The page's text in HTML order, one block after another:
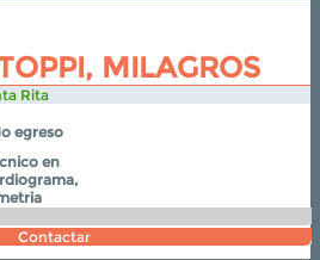
MILAGROS
Rita
egreso
en
Contactar